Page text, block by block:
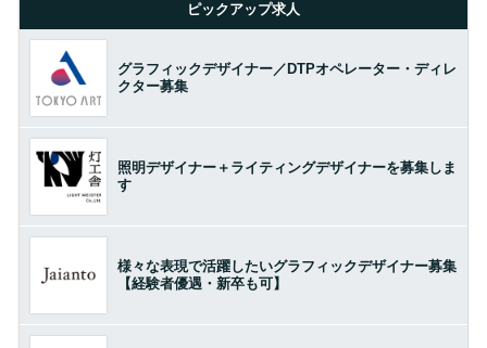
ピックアップ求人
グラフィックデザイナー／DTPオペレーター・ディレ
クター募集
照明デザイナー＋ライティングデザイナーを募集しま
す
様々な表現で活躍したいグラフィックデザイナー募集
【経験者優遇・新卒も可】